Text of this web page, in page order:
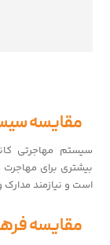
مقایسه
سیستم مهاجرتی
بیشتری برای
است و نیازمند
مقایسه